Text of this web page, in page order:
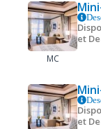
MC
et
et